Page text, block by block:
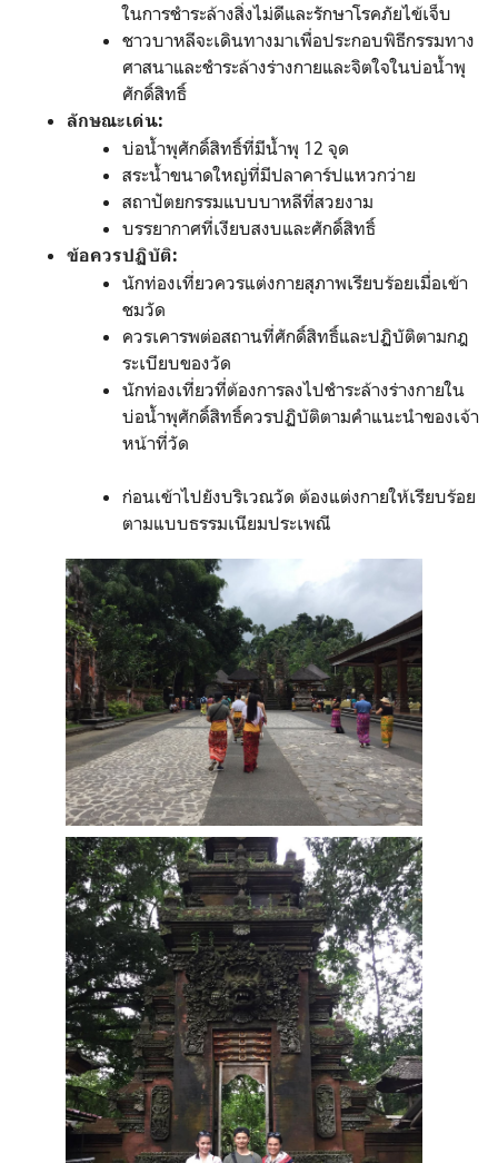
ในการชำระล้างสิ่งไม่ดีและรักษาโรคภัยไข้เจ็บ
ชาวบาหลีจะเดินทางมาเพื่อประกอบพิธีกรรมทาง
ศาสนาและชำระล้างร่างกายและจิตใจในบ่อน้ำพุ
ศักดิ์สิทธิ์
ลักษณะเด่น:
บ่อน้ำพุศักดิ์สิทธิ์ที่มีน้ำพุ 12 จุด
สระน้ำขนาดใหญ่ที่มีปลาคาร์ปแหวกว่าย
สถาปัตยกรรมแบบบาหลีที่สวยงาม
บรรยากาศที่เงียบสงบและศักดิ์สิทธิ์
ข้อควรปฏิบัติ:
นักท่องเที่ยวควรแต่งกายสุภาพเรียบร้อยเมื่อเข้า
ชมวัด
ควรเคารพต่อสถานที่ศักดิ์สิทธิ์และปฏิบัติตามกฎ
ระเบียบของวัด
นักท่องเที่ยวที่ต้องการลงไปชำระล้างร่างกายใน
บ่อน้ำพุศักดิ์สิทธิ์ควรปฏิบัติตามคำแนะนำของเจ้า
หน้าที่วัด
ก่อนเข้าไปยังบริเวณวัด ต้องแต่งกายให้เรียบร้อย
ตามแบบธรรมเนียมประเพณี